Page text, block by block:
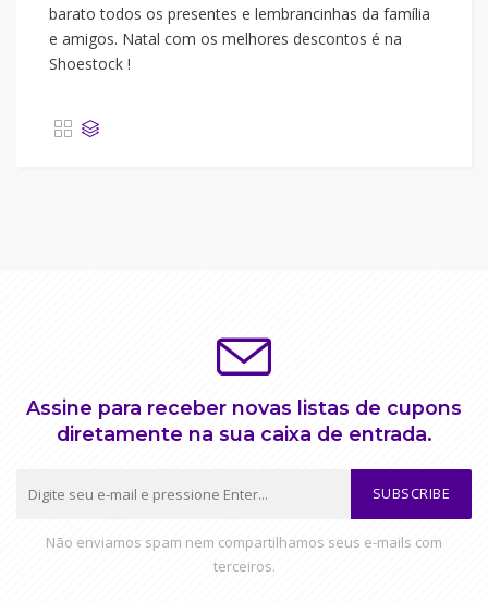
barato todos os presentes e lembrancinhas da família
e amigos. Natal com os melhores descontos é na
Shoestock !
Assine para receber novas listas de cupons
diretamente na sua caixa de entrada.
SUBSCRIBE
Não enviamos spam nem compartilhamos seus e-mails com
terceiros.